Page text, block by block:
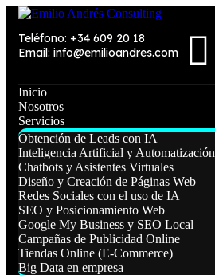
Teléfono: +34 609 20 18
Email: info@emilioandres.com
Inicio
Nosotros
Servicios
Obtención de Leads con IA
Inteligencia Artificial y Automatización
Chatbots y Asistentes Virtuales
Diseño y Creación de Páginas Web
Redes Sociales con el uso de IA
SEO y Posicionamiento Web
Google My Business y SEO Local
Campañas de Publicidad Online
Tiendas Online (E-Commerce)
Big Data en empresa